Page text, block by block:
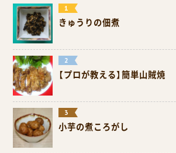
きゅうりの佃煮
【プロが教える】簡単山賊焼
小芋の煮ころがし